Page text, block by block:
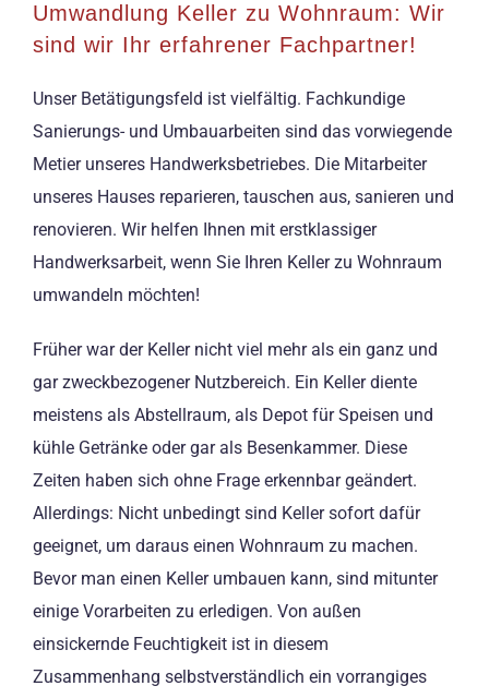
Umwandlung Keller zu Wohnraum: Wir
sind wir Ihr erfahrener Fachpartner!
Unser Betätigungsfeld ist vielfältig. Fachkundige
Sanierungs- und Umbauarbeiten sind das vorwiegende
Metier unseres Handwerksbetriebes. Die Mitarbeiter
unseres Hauses reparieren, tauschen aus, sanieren und
renovieren. Wir helfen Ihnen mit erstklassiger
Handwerksarbeit, wenn Sie Ihren Keller zu Wohnraum
umwandeln möchten!
Früher war der Keller nicht viel mehr als ein ganz und
gar zweckbezogener Nutzbereich. Ein Keller diente
meistens als Abstellraum, als Depot für Speisen und
kühle Getränke oder gar als Besenkammer. Diese
Zeiten haben sich ohne Frage erkennbar geändert.
Allerdings: Nicht unbedingt sind Keller sofort dafür
geeignet, um daraus einen Wohnraum zu machen.
Bevor man einen Keller umbauen kann, sind mitunter
einige Vorarbeiten zu erledigen. Von außen
einsickernde Feuchtigkeit ist in diesem
Zusammenhang selbstverständlich ein vorrangiges